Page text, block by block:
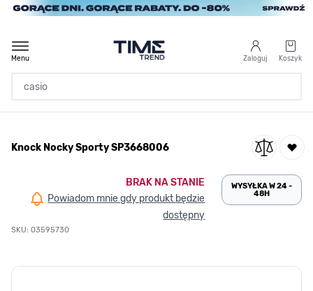
Przejdź do treści
Zaloguj Koszyk
Menu
/ Knock Nocky Sporty SP3668006
Knock Nocky Sporty SP3668006
BRAK NA STANIE
Powiadom mnie gdy produkt będzie
dostępny
SKU: 03595730
WYSYŁKA W 24 -
48H